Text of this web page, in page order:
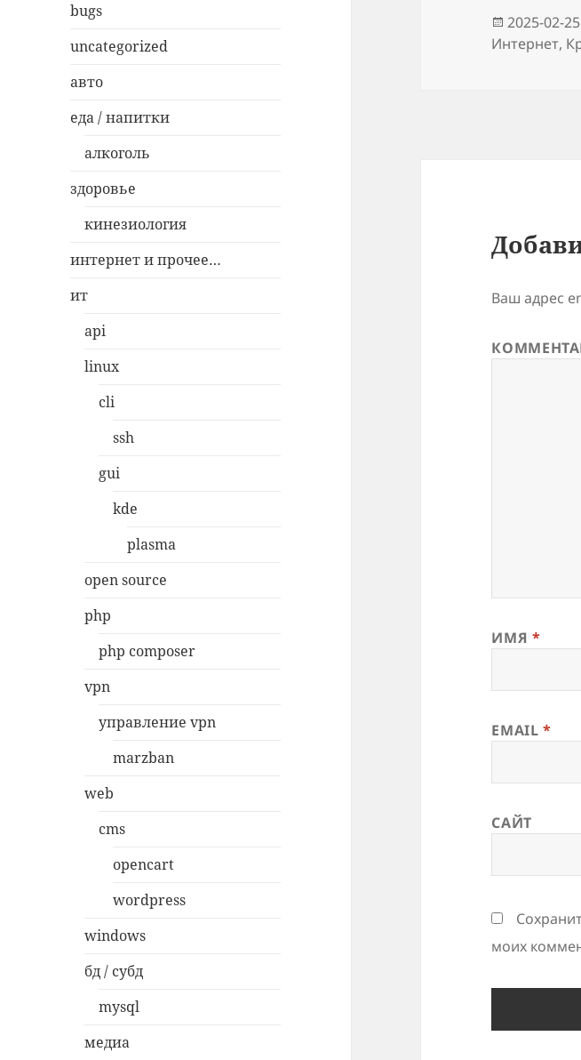
bugs
uncategorized
авто
еда / напитки
алкоголь
здоровье
кинезиология
интернет и прочее…
ит
api
linux
cli
ssh
gui
kde
plasma
open source
php
php composer
vpn
управление vpn
marzban
web
cms
opencart
wordpress
windows
бд / субд
mysql
медиа
2025-02-25
Интернет,
Ваш адрес
ИМЯ *
EMAIL*
САЙТ
моих